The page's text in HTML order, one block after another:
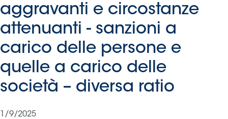
Paralimpico
Serie
Women
Serie
Femminile
del
aggravanti e circostanze
attenuanti - sanzioni a
carico delle persone e
quelle a carico delle
società – diversa ratio
1/9/2025